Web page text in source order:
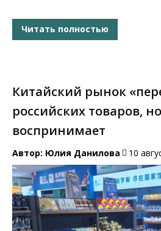
Читать полностью
Китайский рынок
российских товаров,
воспринимает
Автор: Юлия Данилова 10